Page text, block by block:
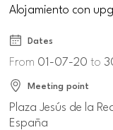
Alojamiento con
Dates
From 01-07-20to
Meeting point
Plaza Jesús de la
España